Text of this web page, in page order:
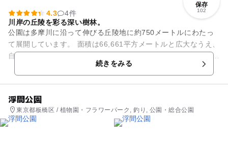
保存
102
4.3
4件
川岸の丘陵を彩る深い樹林。
公園は多摩川に沿って伸びる丘陵地に約750メートルにわたっ
て展開しています。 面積は66,661平方メートルと広大なうえ、
自然林の道､古墳、展望台、水生植物園、四季の野草園、あじさ
続きをみる
浮間公園
東京都板橋区 / 植物園・フラワーパーク, 釣り, 公園・総合公園